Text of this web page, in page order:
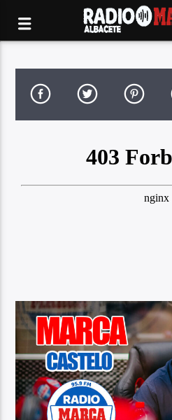
Albacete
Radio Marca AB